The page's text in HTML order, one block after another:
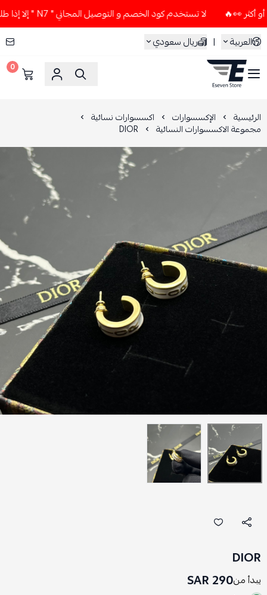
لا تستخدم كود الخصم و التوصيل المجاني " N7 " إلا إذا طلبت قطعتين أو أكثر 👀🔥
العربية
| ريال سعودي
ESEVEN STORE
0
الرئيسية الإكسسوارات اكسسوارات نسائية
مجموعة الاكسسوارات النسائية DIOR
DIOR
يبدأ من290 SAR